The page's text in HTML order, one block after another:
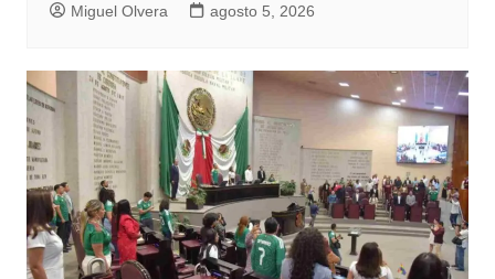
Miguel Olvera agosto 5, 2026